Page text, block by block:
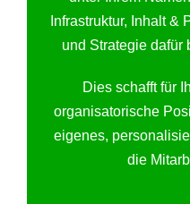
Infrastruktur, Inhalt &
und Strategie dafür
Dies schafft für
organisatorische
eigenes,
die